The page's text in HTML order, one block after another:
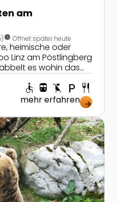
am
nest_clock_farsight_analog Öffnet später heute
heimische oder
Linz am Pöstlingberg
es wohin das
accessible directions_transit child_friendly local_parking restaurant
mehr erfahren arrow_forward
Cumberland in Grünau